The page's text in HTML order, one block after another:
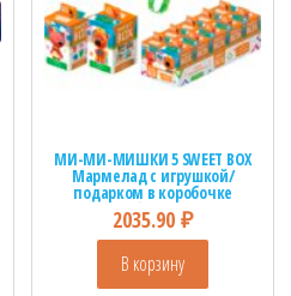
МИ-МИ-МИШКИ 5 SWEET BOX
Мармелад с игрушкой/
подарком в коробочке
1кор*12бл*10шт, 10г.
2035.90₽
В корзину